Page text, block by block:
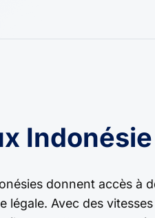
donnent accès à
légale. Avec des